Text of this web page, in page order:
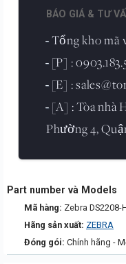
BÁO GIÁ & TƯ
- Tổng kho mã
- [P] :
- [E] :
- [A] : Tòa nhà
Phường 4,
Part number và Models
Mã hàng: Zebra DS2208-
Hãng sản xuất: ZEBRA
Đóng gói: Chính hãng -